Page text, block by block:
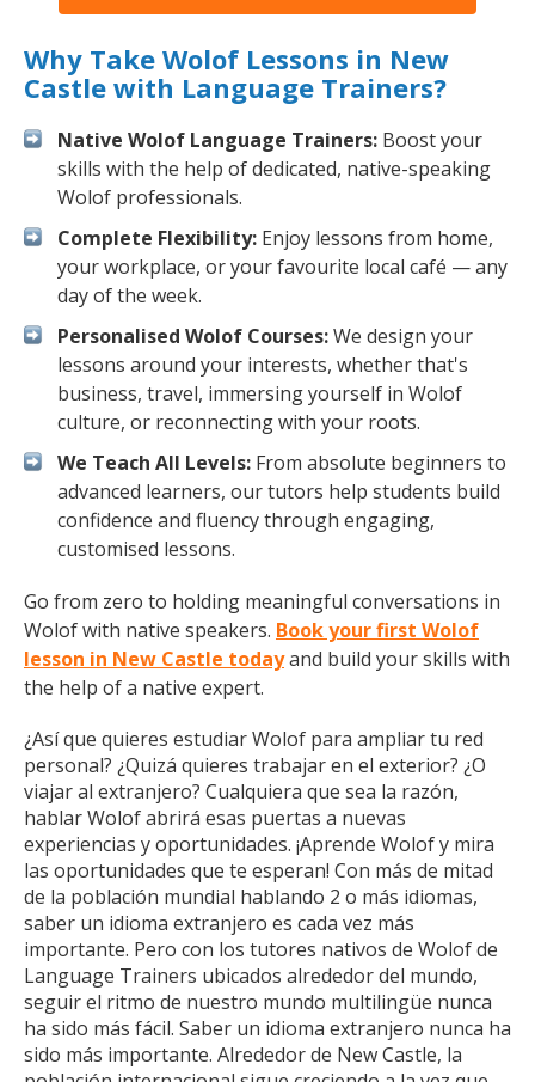
Why Take Wolof Lessons in New
Castle with Language Trainers?
Native Wolof Language Trainers: Boost your
skills with the help of dedicated, native-speaking
Wolof professionals.
Complete Flexibility: Enjoy lessons from home,
your workplace, or your favourite local café — any
day of the week.
Personalised Wolof Courses:We design your
lessons around your interests, whether that's
business, travel, immersing yourself in Wolof
culture, or reconnecting with your roots.
We Teach All Levels: From absolute beginners to
advanced learners, our tutors help students build
confidence and fluency through engaging,
customised lessons.
Go from zero to holding meaningful conversations in
Wolof with native speakers. Book your first Wolof
lesson in New Castle todayand build your skills with
the help of a native expert.
¿Así que quieres estudiar Wolof para ampliar tu red
personal? ¿Quizá quieres trabajar en el exterior? ¿O
viajar al extranjero? Cualquiera que sea la razón,
hablar Wolof abrirá esas puertas a nuevas
experiencias y oportunidades. ¡Aprende Wolof y mira
las oportunidades que te esperan! Con más de mitad
de la población mundial hablando 2 o más idiomas,
saber un idioma extranjero es cada vez más
importante. Pero con los tutores nativos de Wolof de
Language Trainers ubicados alrededor del mundo,
seguir el ritmo de nuestro mundo multilingüe nunca
ha sido más fácil. Saber un idioma extranjero nunca ha
sido más importante. Alrededor de New Castle, la